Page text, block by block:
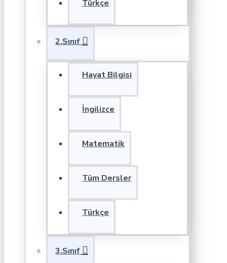
Türkçe
2.Sınıf
Hayat Bilgisi
İngilizce
Matematik
Tüm Dersler
Türkçe
3.Sınıf